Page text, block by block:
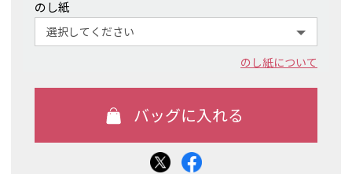
のし紙
のし紙について